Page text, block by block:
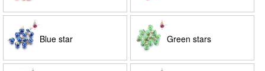
Blue star Green stars